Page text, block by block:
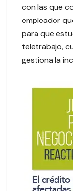
con las que
empleador
para que
teletrabajo,
gestiona la